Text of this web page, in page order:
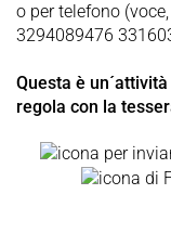
o per telefono
3294089476
Questa è
regola con la